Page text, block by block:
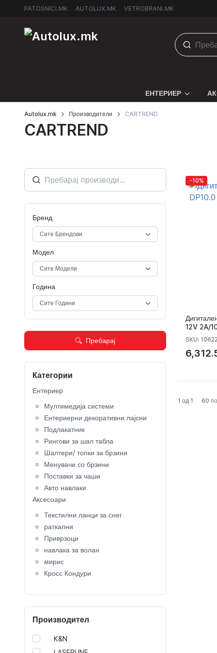
PATOSNICI.MK AUTOLUX.MK VETROBRANI.MK
ЕНТЕРИЕР
Autolux.mk Производители CARTREND
CARTREND
Бренд
Модел
Година
Пребарај
Категории
Ентериер
Мултимедија системи
Ентериерни декоративни лајсни
Подлакатник
Рингови за шал табла
Шалтери/ топки за брзини
Менувачи со брзини
Поставки за чаши
Авто навлаки
Аксесоари
Текстилни ланци за снег
раткапни
Приврзоци
навлака за волан
мирис
Кросс Кондури
копче за клучеви
Капачки за вентили
Калобрани
кровни носачи
Производител
K&N
-10%
12V 2A/
SKU: 10622
1 од 1 60